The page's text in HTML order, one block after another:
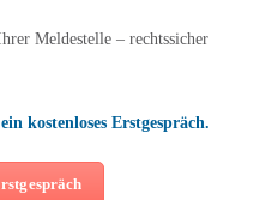
Meldestelle – rechtssicher
kostenloses Erstgespräch.